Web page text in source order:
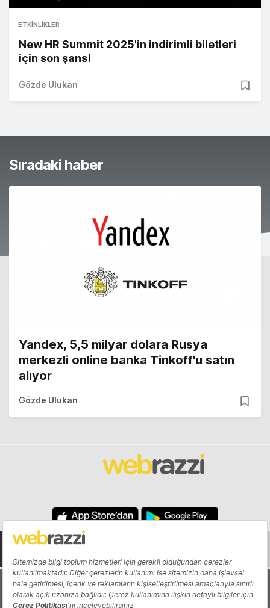
ETKINLIKLER
New HR Summit 2025'in indirimli biletleri
için son şans!
Gözde Ulukan
Sıradaki haber
Yandex, 5,5 milyar dolara Rusya
merkezli online banka Tinkoff'u satın
alıyor
Gözde Ulukan
Hakkında Yazarlar